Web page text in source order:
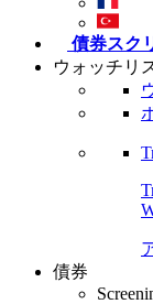
債券スク
ウォッチリ
債券